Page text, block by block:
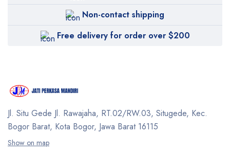
Non-contact shipping
Free delivery for order over $200
Jl. Situ Gede Jl. Rawajaha, RT.02/RW.03, Situgede, Kec.
Bogor Barat, Kota Bogor, Jawa Barat 16115
Show on map